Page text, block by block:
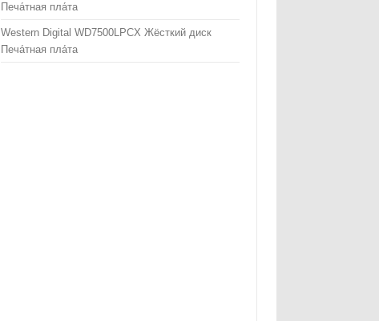
Печа́тная пла́та
Western Digital WD7500LPCX Жёсткий диск
Печа́тная пла́та